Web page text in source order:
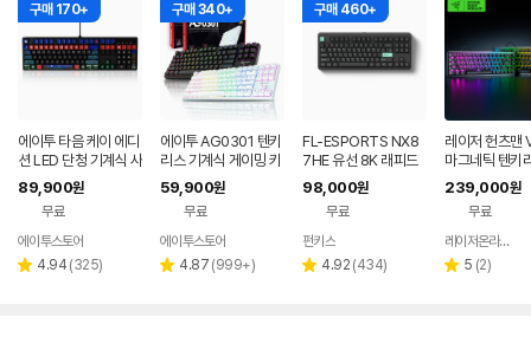
구매 170+
에이투 타음 케이 에디
션 LED 단청 기계식 사
무용 유선 키보드 일월
오봉도, 적축
89,900원
무료
에이투스토어
별 4.94 리
(325)
구매 340+
에이투 AG0301 텐키
리스 기계식 게이밍 키
보드 적축, 갈축
59,900원
무료
에이투스토어
별 4.87 리
(999+)
구매 460+
FL-ESPORTS NX8
7HE 유선 8K 래피드
트리거 자석축 키보드
민트 블랙, 저소음스톰
98,000원
무료
페이
펀키스
별 4.92 리
(434)
레이저 헌츠맨
마그네틱 텐키
이밍키보드
계식 키보드
239,000원
무료
레이저온라인스토어
별 5 리
(2)